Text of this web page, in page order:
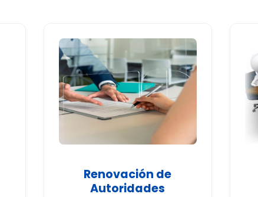
Renovación de
Autoridades